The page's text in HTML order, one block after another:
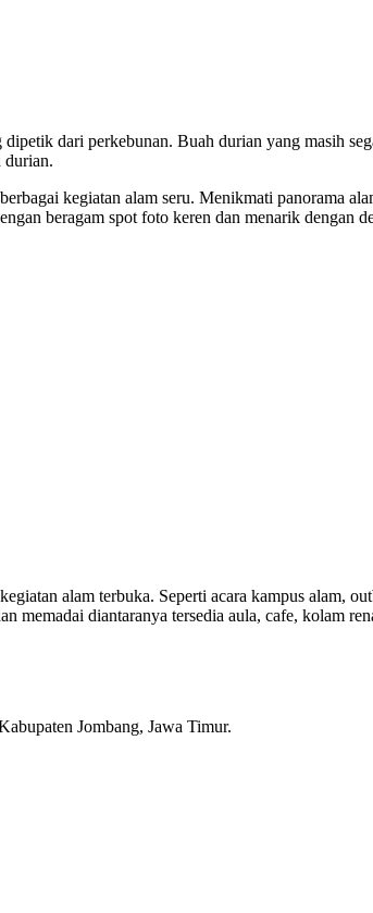
dari perkebunan. Buah durian yang masih
durian.
kegiatan alam seru. Menikmati panorama
beragam spot foto keren dan menarik dengan
alam terbuka. Seperti acara kampus alam,
memadai diantaranya tersedia aula, cafe, kolam
Jombang, Jawa Timur.